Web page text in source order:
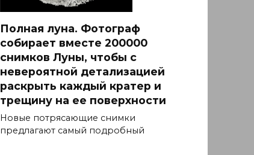
Полная луна. Фотограф
собирает вместе 200000
снимков Луны, чтобы с
невероятной детализацией
раскрыть каждый кратер и
трещину на ее поверхности
Новые потрясающие снимки
предлагают самый подробный